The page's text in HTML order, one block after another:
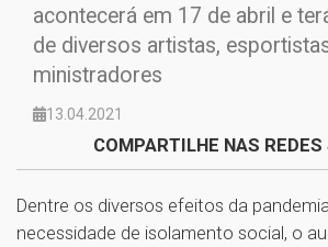
acontecerá em 17 de abril e
de diversos artistas,
ministradores
13.04.2021
COMPARTILHE NAS
Dentre os diversos efeitos da
necessidade de isolamento social, o